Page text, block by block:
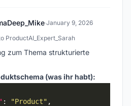
·January 9, 2026
ProductAI_Expert_Sarah
zum Thema strukturierte
(was ihr habt):
: "Product"